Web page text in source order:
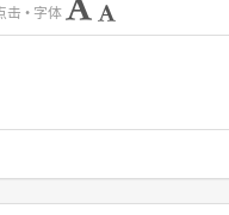
击 • 字体